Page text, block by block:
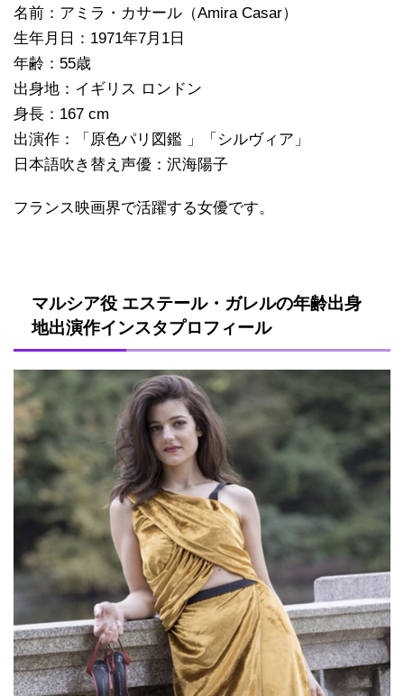
名前：アミラ・カサール（Amira Casar）
生年月日：1971年7月1日
年齢：55歳
出身地：イギリス ロンドン
身長：167 cm
出演作：「原色パリ図鑑 」「シルヴィア」
日本語吹き替え声優：沢海陽子
フランス映画界で活躍する女優です。
マルシア役 エステール・ガレルの年齢出身
地出演作インスタプロフィール